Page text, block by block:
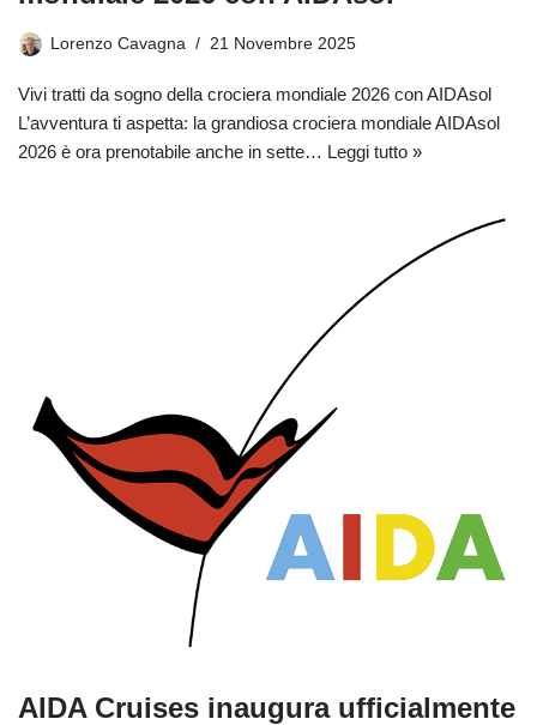
Lorenzo Cavagna 21 Novembre 2025
Vivi tratti da sogno della crociera mondiale 2026 con AIDAsol
L’avventura ti aspetta: la grandiosa crociera mondiale AIDAsol
2026 è ora prenotabile anche in sette… Leggi tutto »
AIDA Cruises inaugura ufficialmente